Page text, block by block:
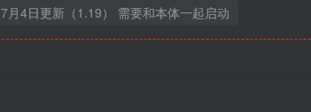
7月4日更新（1.19） 需要和本体一起启动